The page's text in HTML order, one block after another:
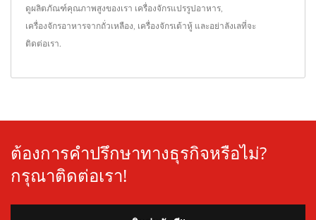
ดูผลิตภัณฑ์คุณภาพสูงของเรา เครื่องจักรแปรรูปอาหาร
เครื่องจักรอาหารจากถั่วเหลือง เครื่องจักรเต้าหู้ และอย่าลังเลที่จะ
ติดต่อเรา
ต้องการคำปรึกษาทางธุรกิจหรือไม่?
กรุณาติดต่อเรา!